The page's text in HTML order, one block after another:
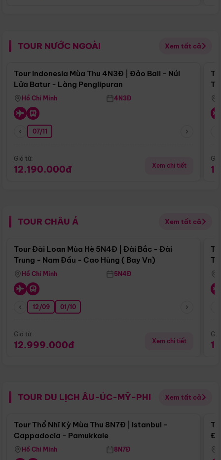
TOUR NƯỚC NGOÀI Xem tất cả
Điểm nổi bật
Tour Indonesia Mùa Thu 4N3Đ | Đảo Bali - Núi
Lửa Batur - Làng Penglipuran
Hồ Chí Minh 4N3Đ
07/11
Giá từ:
12.190.000đ Xem chi tiết
TOUR CHÂU Á Xem tất cả
Điểm nổi bật
Tour Đài Loan Mùa Hè 5N4Đ | Đài Bắc - Đài
Trung - Nam Đầu - Cao Hùng ( Bay Vn)
Hồ Chí Minh 5N4Đ
12/09 01/10
Giá từ:
12.999.000đ Xem chi tiết
TOUR DU LỊCH ÂU-ÚC-MỸ-PHI Xem tất cả
Điểm nổi bật
Tour Thổ Nhĩ Kỳ Mùa Thu 8N7Đ | Istanbul -
Cappadocia - Pamukkale
Hồ Chí Minh 8N7Đ